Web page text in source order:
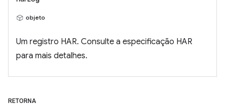
objeto
Um registro HAR. Consulte a especificação HAR
para mais detalhes.
RETORNA